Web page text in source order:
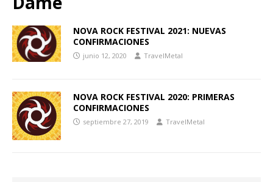
NOVA ROCK FESTIVAL 2021: NUEVAS
CONFIRMACIONES
junio 12, 2020 TravelMetal
NOVA ROCK FESTIVAL 2020: PRIMERAS
CONFIRMACIONES
septiembre 27, 2019 TravelMetal